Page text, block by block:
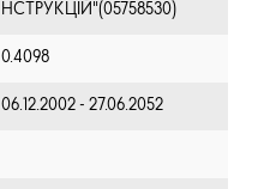
НСТРУКЦІЙ"(05758530)
0.4098
06.12.2002 - 27.06.2052